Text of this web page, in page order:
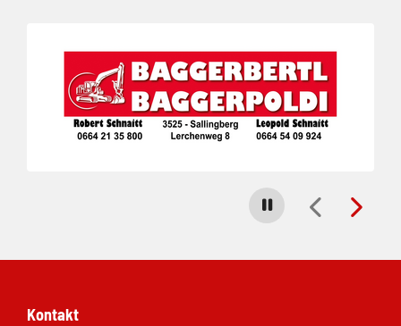
Carousel stoppen
Kontakt